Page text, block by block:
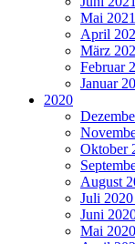
Mai
April
März
Februar
Januar
2020
Oktober
August
Juli
Juni
Mai